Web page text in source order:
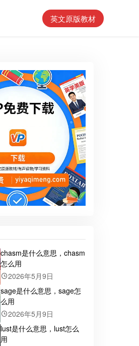
英文原版教材
chasm是什么意思，chasm
怎么用
2026年5月9日
sage是什么意思，sage怎
么用
2026年5月9日
lust是什么意思，lust怎么
用